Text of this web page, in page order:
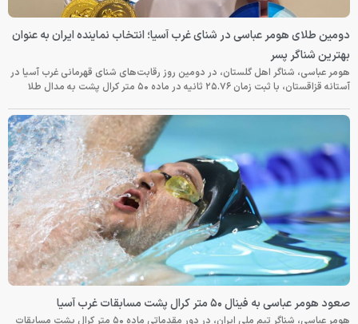
در شنای غرب آسیا؛ انتخاب نماینده ایران به عنوان
گلستان، در دومین روز رقابت‌های شنای قهرمانی غرب آسیا در
پشت به مدال طلا
غرب آسیا
هومر عباسی، شناگر تیم ملی ایران، در دور مقدماتی ماده ۵۰ متر کرال پشت مسابقات